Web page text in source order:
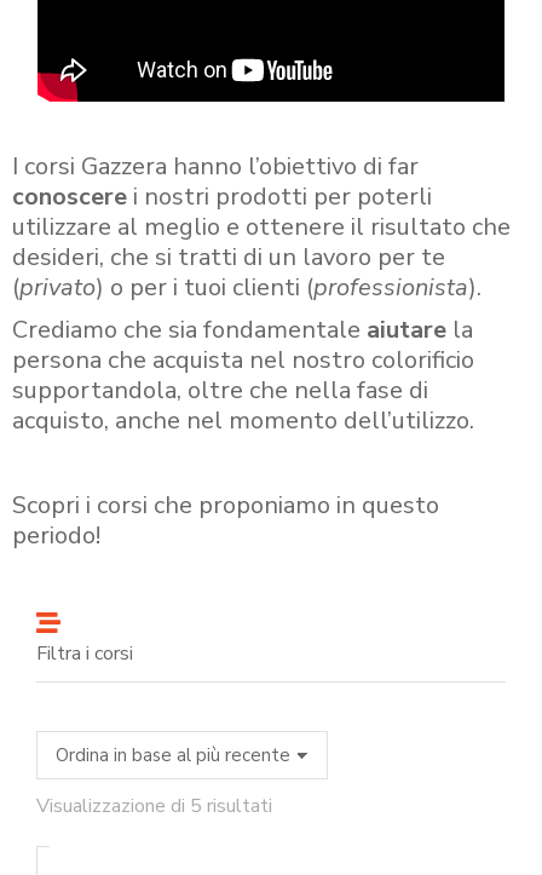
I corsi Gazzera hanno l’obiettivo di far
conoscere i nostri prodotti per poterli
utilizzare al meglio e ottenere il risultato che
desideri, che si tratti di un lavoro per te
(privato) o per i tuoi clienti (professionista).
Crediamo che sia fondamentale aiutare la
persona che acquista nel nostro colorificio
supportandola, oltre che nella fase di
acquisto, anche nel momento dell’utilizzo.
Scopri i corsi che proponiamo in questo
periodo!
Filtra i corsi
Visualizzazione di 5 risultati